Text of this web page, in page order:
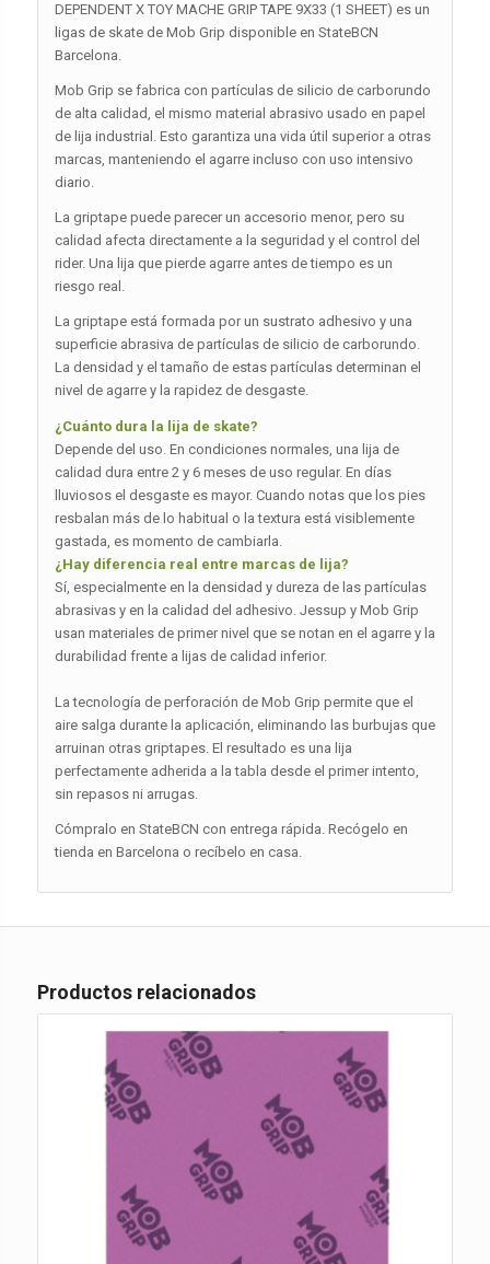
DEPENDENT X TOY MACHE GRIP TAPE 9X33 (1 SHEET) es un
ligas de skate de Mob Grip disponible en StateBCN
Barcelona.
Mob Grip se fabrica con partículas de silicio de carborundo
de alta calidad, el mismo material abrasivo usado en papel
de lija industrial. Esto garantiza una vida útil superior a otras
marcas, manteniendo el agarre incluso con uso intensivo
diario.
La griptape puede parecer un accesorio menor, pero su
calidad afecta directamente a la seguridad y el control del
rider. Una lija que pierde agarre antes de tiempo es un
riesgo real.
La griptape está formada por un sustrato adhesivo y una
superficie abrasiva de partículas de silicio de carborundo.
La densidad y el tamaño de estas partículas determinan el
nivel de agarre y la rapidez de desgaste.
¿Cuánto dura la lija de skate?
Depende del uso. En condiciones normales, una lija de
calidad dura entre 2 y 6 meses de uso regular. En días
lluviosos el desgaste es mayor. Cuando notas que los pies
resbalan más de lo habitual o la textura está visiblemente
gastada, es momento de cambiarla.
¿Hay diferencia real entre marcas de lija?
Sí, especialmente en la densidad y dureza de las partículas
abrasivas y en la calidad del adhesivo. Jessup y Mob Grip
usan materiales de primer nivel que se notan en el agarre y la
durabilidad frente a lijas de calidad inferior.
La tecnología de perforación de Mob Grip permite que el
aire salga durante la aplicación, eliminando las burbujas que
arruinan otras griptapes. El resultado es una lija
perfectamente adherida a la tabla desde el primer intento,
sin repasos ni arrugas.
Cómpralo en StateBCN con entrega rápida. Recógelo en
tienda en Barcelona o recíbelo en casa.
Productos relacionados